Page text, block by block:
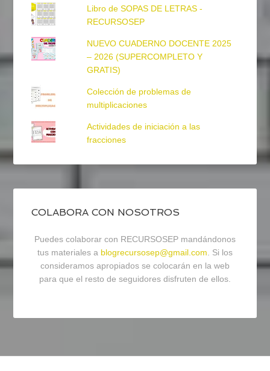
Libro de SOPAS DE LETRAS -
RECURSOSEP
NUEVO CUADERNO DOCENTE 2025
– 2026 (SUPERCOMPLETO Y
GRATIS)
Colección de problemas de
multiplicaciones
Actividades de iniciación a las
fracciones
COLABORA CON NOSOTROS
Puedes colaborar con RECURSOSEP mandándonos
tus materiales a blogrecursosep@gmail.com. Si los
consideramos apropiados se colocarán en la web
para que el resto de seguidores disfruten de ellos.